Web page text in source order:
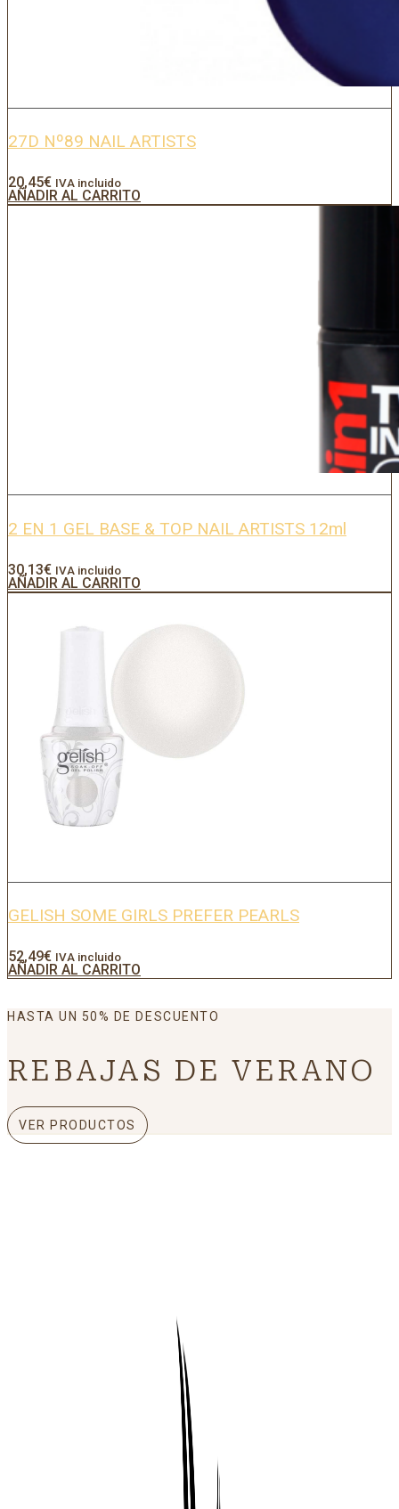
27D Nº89 NAIL ARTISTS
20,45€ IVA incluido
AÑADIR AL CARRITO
2 EN 1 GEL BASE & TOP NAIL ARTISTS 12ml
30,13€ IVA incluido
AÑADIR AL CARRITO
GELISH SOME GIRLS PREFER PEARLS
52,49€ IVA incluido
AÑADIR AL CARRITO
HASTA UN 50% DE DESCUENTO
REBAJAS DE VERANO
VER PRODUCTOS